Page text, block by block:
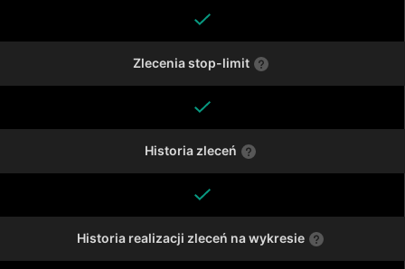
Zlecenia stop-limit
Historia zleceń
Historia realizacji zleceń na wykresie